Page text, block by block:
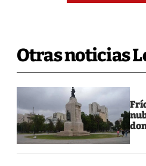
Otras noticias